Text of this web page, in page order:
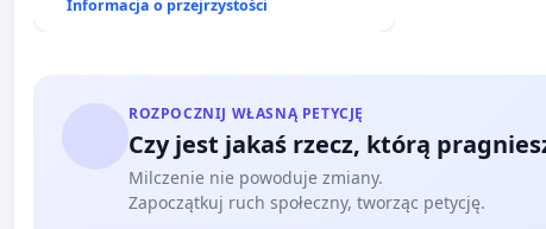
Informacja o przejrzystości
ROZPOCZNIJ WŁASNĄ PETYCJĘ
Czy jest jakaś rzecz, którą
Milczenie nie powoduje zmiany.
Zapoczątkuj ruch społeczny, tworząc petycję.